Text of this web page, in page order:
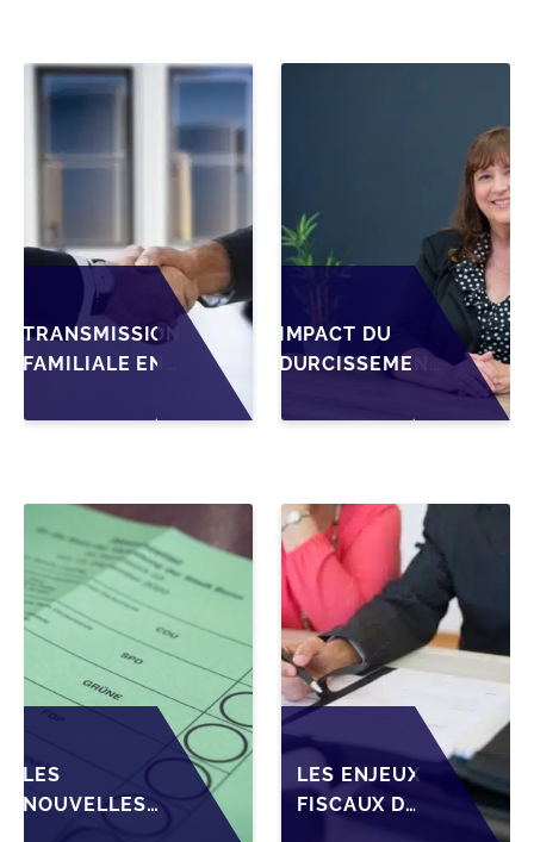
TRANSMISSION
FAMILIALE EN
STRUCTURER
D'UNE SRL
IMPACT DU
DURCISSEMENT
CONDITIONS DE
DES PME EN
WALLONIE
LES
NOUVELLES
LES ENJEUX
FISCAUX DE